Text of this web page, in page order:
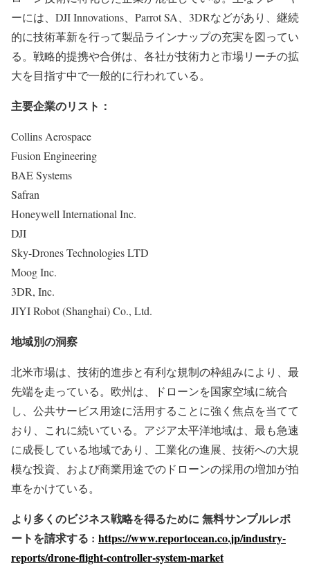
ーには、DJI Innovations、Parrot SA、3DRなどがあり、継続
的に技術革新を行って製品ラインナップの充実を図ってい
る。戦略的提携や合併は、各社が技術力と市場リーチの拡
大を目指す中で一般的に行われている。
主要企業のリスト：
Collins Aerospace
Fusion Engineering
BAE Systems
Safran
Honeywell International Inc.
DJI
Sky-Drones Technologies LTD
Moog Inc.
3DR, Inc.
JIYI Robot (Shanghai) Co., Ltd.
地域別の洞察
北米市場は、技術的進歩と有利な規制の枠組みにより、最
先端を走っている。欧州は、ドローンを国家空域に統合
し、公共サービス用途に活用することに強く焦点を当てて
おり、これに続いている。アジア太平洋地域は、最も急速
に成長している地域であり、工業化の進展、技術への大規
模な投資、および商業用途でのドローンの採用の増加が拍
車をかけている。
より多くのビジネス戦略を得るために 無料サンプルレポ
ートを請求する : https://www.reportocean.co.jp/industry-
reports/drone-flight-controller-system-market